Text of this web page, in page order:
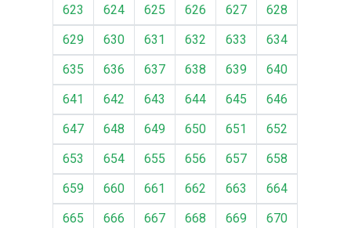
623
624 625 626 627
628
629
630 631 632 633
634
635
636 637 638 639
640
641
642 643 644 645
646
647
648 649 650 651
652
653
654 655 656 657
658
659
660 661 662 663
664
665
666 667 668 669
670